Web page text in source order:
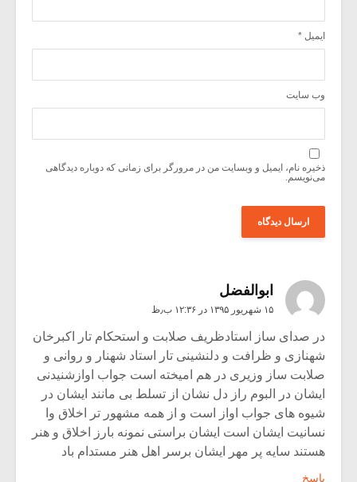
ایمیل *
وب‌ سایت
ذخیره نام، ایمیل و وبسایت من در مرورگر برای زمانی که دوباره دیدگاهی
می‌نویسم.
ابوالفضل
۱۵ شهریور ۱۳۹۵ در ۱۲:۳۶ ب٫ظ
در صدای ساز استادظریف صلابت و استحکام تار اکبرخان
شهنازی و ظرافت و دلنشینی تار استاد شهنار و روانی و
صلابت ساز وزیری در هم امیخته است جواب اوازشنیدنی
ایشان در البوم راز دل نشان از تسلط بی مانند ایشان در
شیوه های جواب اواز است و از همه مشهور تر اخلاق وا
نسانیت ایشان است ایشان براستی نمونه بارز اخلاق و هنر
هستند سایه پر مهر ایشان برسر اهل هنر مستدام باد
پاسخ